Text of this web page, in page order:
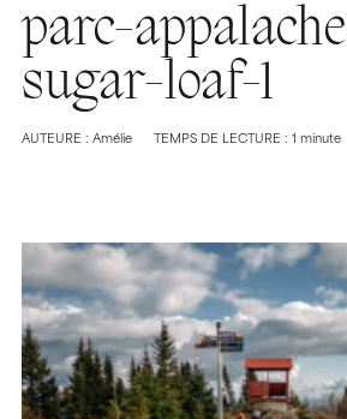
parc-
sugar-loaf-1
AUTEURE : Amélie TEMPS DE LECTURE : 1 minute